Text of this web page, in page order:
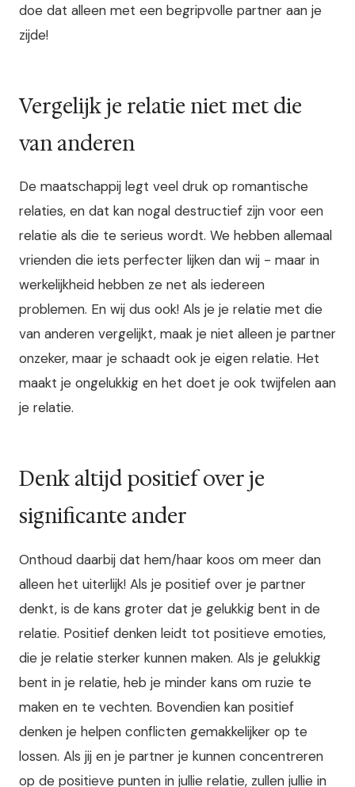
doe dat alleen met een begripvolle partner aan je
zijde!
Vergelijk je relatie niet met die
van anderen
De maatschappij legt veel druk op romantische
relaties, en dat kan nogal destructief zijn voor een
relatie als die te serieus wordt. We hebben allemaal
vrienden die iets perfecter lijken dan wij - maar in
werkelijkheid hebben ze net als iedereen
problemen. En wij dus ook! Als je je relatie met die
van anderen vergelijkt, maak je niet alleen je partner
onzeker, maar je schaadt ook je eigen relatie. Het
maakt je ongelukkig en het doet je ook twijfelen aan
je relatie.
Denk altijd positief over je
significante ander
Onthoud daarbij dat hem/haar koos om meer dan
alleen het uiterlijk! Als je positief over je partner
denkt, is de kans groter dat je gelukkig bent in de
relatie. Positief denken leidt tot positieve emoties,
die je relatie sterker kunnen maken. Als je gelukkig
bent in je relatie, heb je minder kans om ruzie te
maken en te vechten. Bovendien kan positief
denken je helpen conflicten gemakkelijker op te
lossen. Als jij en je partner je kunnen concentreren
op de positieve punten in jullie relatie, zullen jullie in